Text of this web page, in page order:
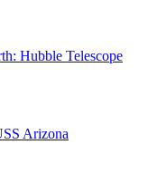
Hubble Telescope
Arizona